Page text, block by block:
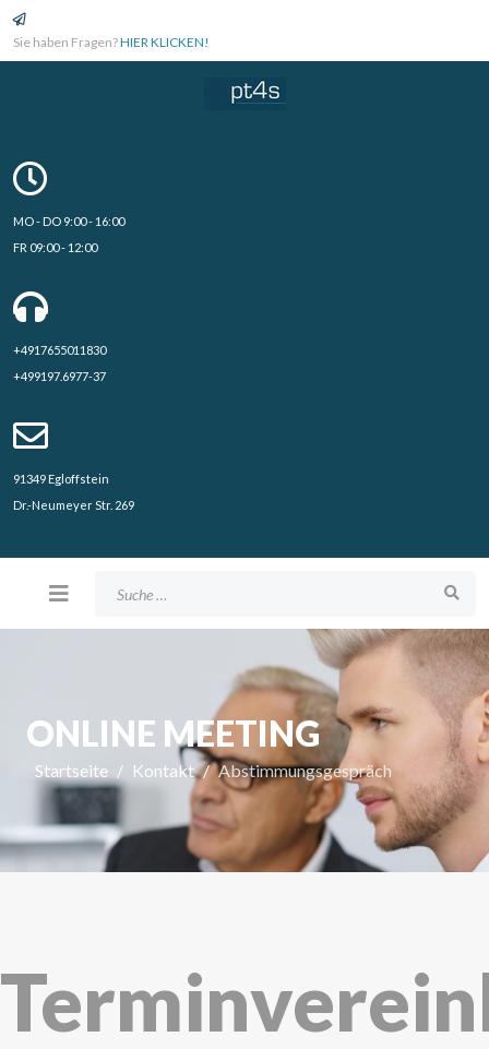
Sie haben Fragen?HIER KLICKEN!
MO - DO 9:00 - 16:00
FR 09:00 - 12:00
+4917655011830
+499197.6977-37
91349 Egloffstein
Dr.-Neumeyer Str. 269
ONLINE MEETING
Startseite Kontakt Abstimmungsgespräch